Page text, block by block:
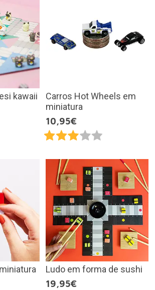
kawaii
Carros Hot Wheels em
miniatura
10,95€
Ludo em forma de sushi
19,95€